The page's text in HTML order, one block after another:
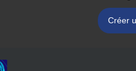
Créer